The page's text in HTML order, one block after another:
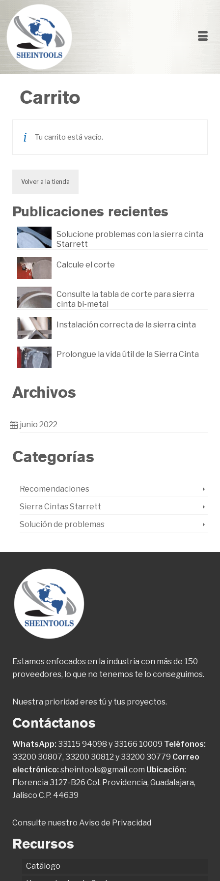
Carrito
Tu carrito está vacío.
Volver a la tienda
Publicaciones recientes
Solucione problemas con la sierra cinta
Starrett
Calcule el corte
Consulte la tabla de corte para sierra
cinta bi-metal
Instalación correcta de la sierra cinta
Prolongue la vida útil de la Sierra Cinta
Archivos
junio 2022
Categorías
Recomendaciones
Sierra Cintas Starrett
Solución de problemas
Estamos enfocados en la industria con más de 150
proveedores, lo que no tenemos te lo conseguimos.
Nuestra prioridad eres tú y tus proyectos.
Contáctanos
WhatsApp: 33115 94098 y33166 10009 Teléfonos:
33200 30807, 33200 30812 y33200 30779 Correo
electrónico: sheintools@gmail.com Ubicación:
Florencia 3127-B26 Col. Providencia, Guadalajara,
Jalisco C.P. 44639
Consulte nuestro Aviso de Privacidad
Recursos
Catálogo